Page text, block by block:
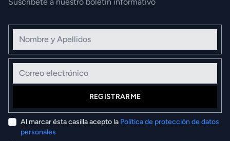
Nombre y Apellidos
Correo electrónico
REGISTRARME
Al marcar ésta casilla acepto la Política de protección de datos
personales